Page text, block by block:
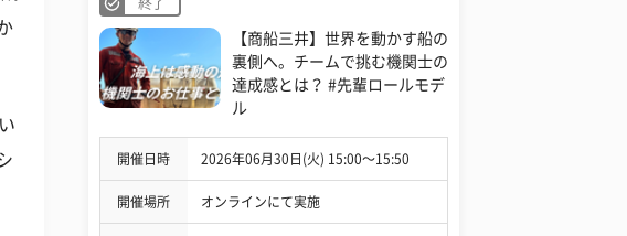
【商船三井】世界を動かす船の
裏側へ。チームで挑む機関士の
達成感とは？ #先輩ロールモデ
ル
開催日時 2026年06月30日(火) 15:00〜15:50
開催場所 オンラインにて実施